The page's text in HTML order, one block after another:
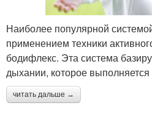
Наиболее популярной
применением техники
бодифлекс. Эта система
дыхании, которое
читать дальше →